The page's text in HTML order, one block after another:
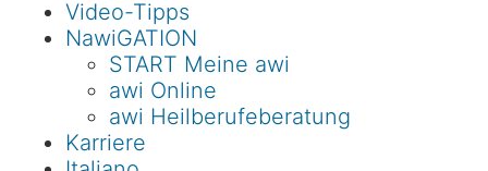
Video-Tipps
NawiGATION
START Meine awi
awi Online
awi Heilberufeberatung
Karriere